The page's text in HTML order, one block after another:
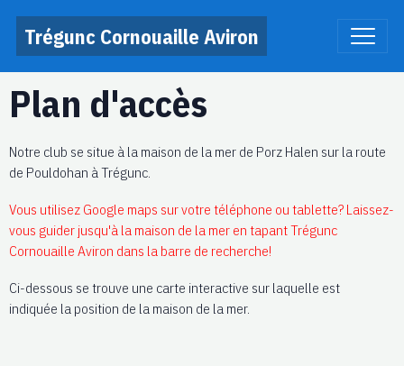
Trégunc Cornouaille Aviron
Plan d'accès
Notre club se situe à la maison de la mer de Porz Halen sur la route
de Pouldohan à Trégunc.
Vous utilisez Google maps sur votre téléphone ou tablette? Laissez-
vous guider jusqu'à la maison de la mer en tapant Trégunc
Cornouaille Aviron dans la barre de recherche!
Ci-dessous se trouve une carte interactive sur laquelle est
indiquée la position de la maison de la mer.